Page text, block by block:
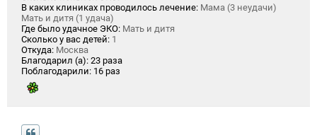
В каких клиниках проводилось лечение: Мама (3 неудачи)
Мать и дитя (1 удача)
Где было удачное ЭКО: Мать и дитя
Сколько у вас детей: 1
Откуда: Москва
Благодарил (а): 23 раза
Поблагодарили: 16 раз